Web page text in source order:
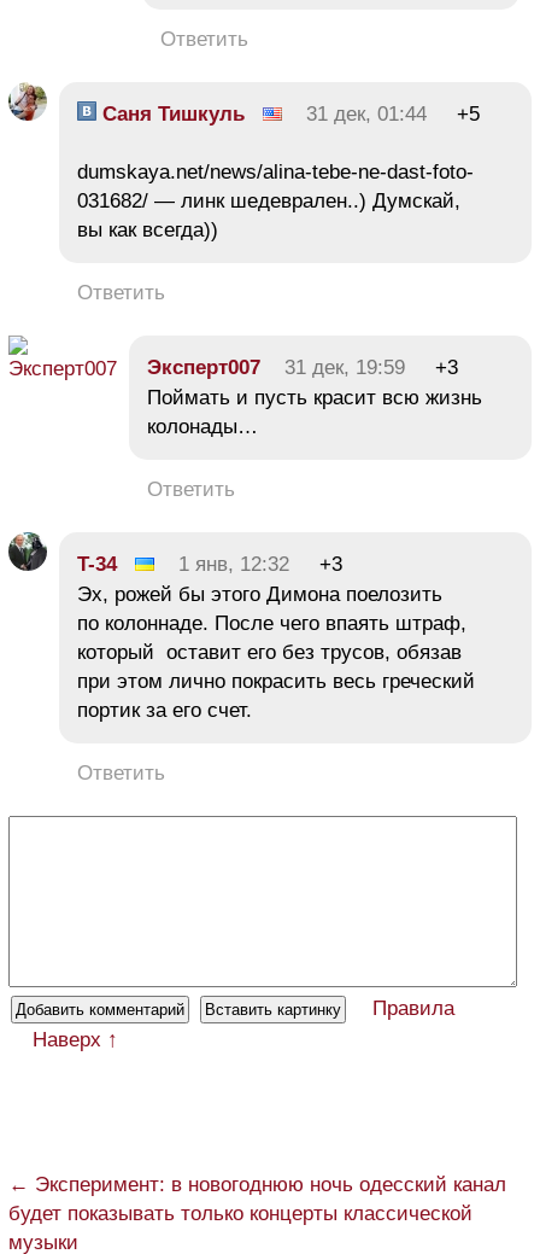
Ответить
Саня Тишкуль 31 дек, 01:44 +5
dumskaya.net/news/alina-tebe-ne-dast-foto-
031682/ — линк шедеврален..) Думскай,
вы как всегда))
Ответить
Эксперт007 31 дек, 19:59
+3
Поймать и пусть красит всю жизнь
колонады…
Ответить
T-34 1 янв, 12:32
+3
Эх, рожей бы этого Димона поелозить
по колоннаде. После чего впаять штраф,
который оставит его без трусов, обязав
при этом лично покрасить весь греческий
портик за его счет.
Ответить
Правила
Наверх ↑
← Эксперимент: в новогоднюю ночь одесский канал
будет показывать только концерты классической
музыки